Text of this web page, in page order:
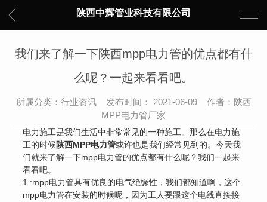
陕西中辉管业科技有限公司
我们来了解一下陕西mpp电力管的优点都有什
么呢？一起来看看吧。
所属分类：行业资讯 发布时间： 2021-06-09 作者：陕西
MPP电力管厂家
电力施工是我们生活中非常常见的一种施工。那么在电力施
工的时候陕西MPP电力管或许也是我们经常见到的。今天我
们就来了解一下mpp电力管的优点都有什么呢？我们一起来
看看吧。
1.:mpp电力管具有优良的电气绝缘性，我们都知道啊，这个
mpp电力管在安装的时候呢，因为工人要跟这个电线直接接